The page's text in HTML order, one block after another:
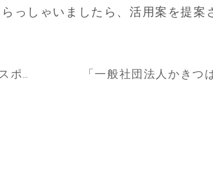
っしゃいましたら、活用案を提案
サッカークラブ「AS刈谷」のスポンサーになりました！